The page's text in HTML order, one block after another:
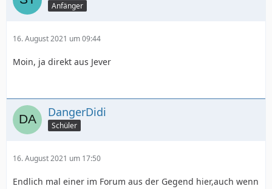
Anfänger
16. August 2021 um 09:44
Moin, ja direkt aus Jever
DangerDidi
Schüler
16. August 2021 um 17:50
Endlich mal einer im Forum aus der Gegend hier,auch wenn